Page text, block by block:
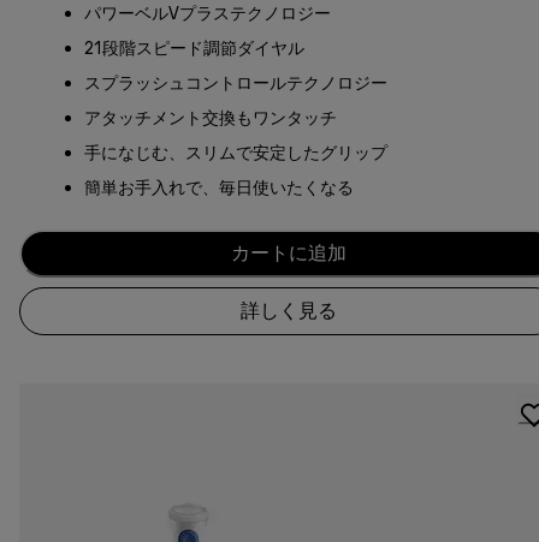
パワーベルVプラステクノロジー
21段階スピード調節ダイヤル
スプラッシュコントロールテクノロジー
アタッチメント交換もワンタッチ
手になじむ、スリムで安定したグリップ
簡単お手入れで、毎日使いたくなる
カートに追加
詳しく見る